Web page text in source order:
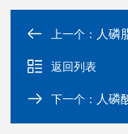
上一个： 人磷
返回列表
下一个： 人磷